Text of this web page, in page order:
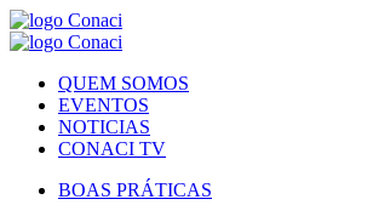
QUEM SOMOS
EVENTOS
NOTICIAS
CONACI TV
BOAS PRÁTICAS